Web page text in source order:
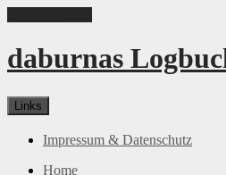
daburnas
Links
Impressum & Datenschutz
Home